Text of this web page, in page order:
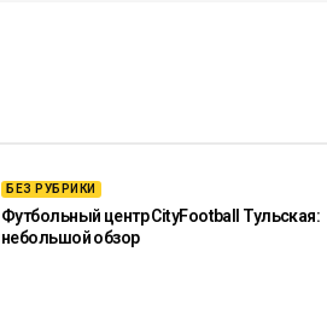
БЕЗ РУБРИКИ
Футбольный центр CityFootball Тульская:
небольшой обзор